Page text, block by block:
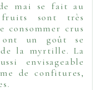
mai se fait au
sont très
consommer crus
un goût se
la myrtille. La
envisageable
de confitures,